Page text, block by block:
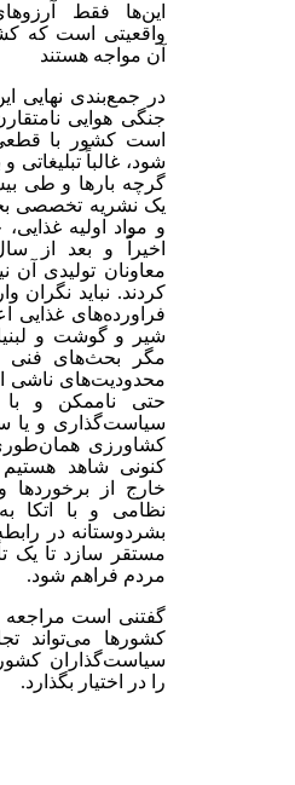
این‌ها فقط
واقعیتی است که
آن مواجه هستند
در جمع‌بندی نهایی
جنگی هوایی
است کشور با
شود، غالباً
یک نشریه تخصصی
و مواد اولیه
اخیراً و بعد از
معاونان تولیدی آن
کردند. نباید نگران
فراورده‌های
شیر و گوشت و
مگر بحث‌های فنی
محدودیت‌های ناشی
حتی ناممکن و
سیاست‌گذاری و یا
کشاورزی
کنونی شاهد
خارج از
نظامی و با اتکا
بشردوستانه در
مستقر سازد تا یک
مردم فراهم شود.
گفتنی است مراجعه
کشورها می‌تواند
سیاست‌گذاران
را در اختیار بگذارد.